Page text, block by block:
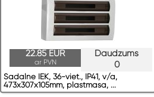
Daudzums
0
22.85 EUR
ar PVN
Sadalne IEK, 36-viet., IP41, v/a,
473x307x105mm, plastmasa, ...